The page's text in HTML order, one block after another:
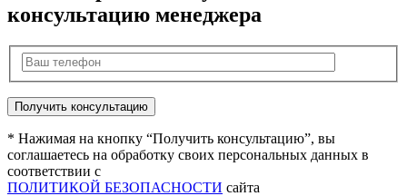
консультацию менеджера
* Нажимая на кнопку “Получить консультацию”, вы
соглашаетесь на обработку своих персональных данных в
соответствии с
ПОЛИТИКОЙ БЕЗОПАСНОСТИ сайта